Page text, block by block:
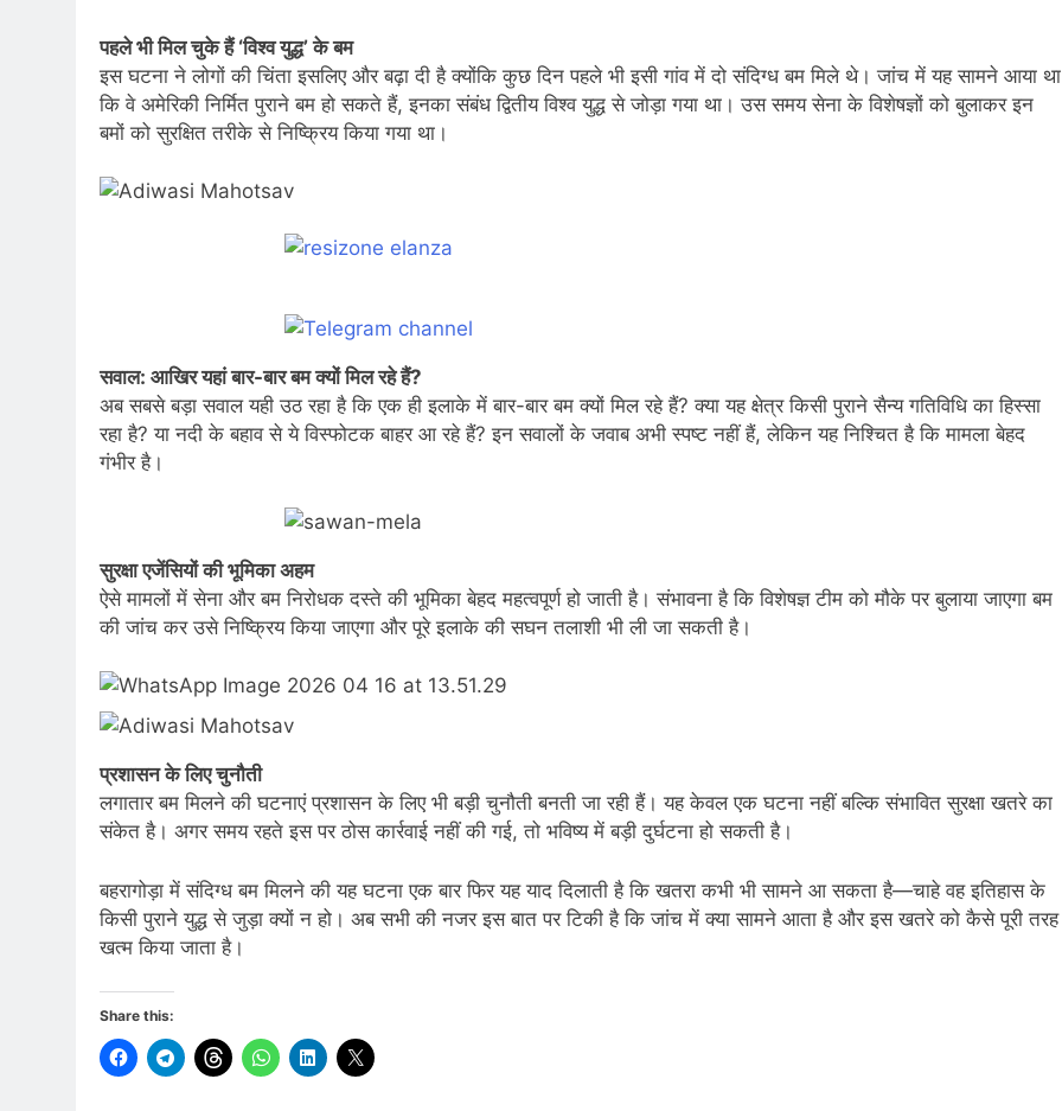
पहले भी मिल चुके हैं ‘विश्व युद्ध’ के बम
इस घटना ने लोगों की चिंता इसलिए और बढ़ा दी है क्योंकि कुछ दिन पहले भी इसी गांव में दो संदिग्ध बम मिले थे। जांच में यह सामने आया था
कि वे अमेरिकी निर्मित पुराने बम हो सकते हैं, इनका संबंध द्वितीय विश्व युद्ध से जोड़ा गया था। उस समय सेना के विशेषज्ञों को बुलाकर इन
बमों को सुरक्षित तरीके से निष्क्रिय किया गया था।
सवाल: आखिर यहां बार-बार बम क्यों मिल रहे हैं?
अब सबसे बड़ा सवाल यही उठ रहा है कि एक ही इलाके में बार-बार बम क्यों मिल रहे हैं? क्या यह क्षेत्र किसी पुराने सैन्य गतिविधि का हिस्सा
रहा है? या नदी के बहाव से ये विस्फोटक बाहर आ रहे हैं? इन सवालों के जवाब अभी स्पष्ट नहीं हैं, लेकिन यह निश्चित है कि मामला बेहद
गंभीर है।
सुरक्षा एजेंसियों की भूमिका अहम
ऐसे मामलों में सेना और बम निरोधक दस्ते की भूमिका बेहद महत्वपूर्ण हो जाती है। संभावना है कि विशेषज्ञ टीम को मौके पर बुलाया जाएगा बम
की जांच कर उसे निष्क्रिय किया जाएगा और पूरे इलाके की सघन तलाशी भी ली जा सकती है।
प्रशासन के लिए चुनौती
लगातार बम मिलने की घटनाएं प्रशासन के लिए भी बड़ी चुनौती बनती जा रही हैं। यह केवल एक घटना नहीं बल्कि संभावित सुरक्षा खतरे का
संकेत है। अगर समय रहते इस पर ठोस कार्रवाई नहीं की गई, तो भविष्य में बड़ी दुर्घटना हो सकती है।
बहरागोड़ा में संदिग्ध बम मिलने की यह घटना एक बार फिर यह याद दिलाती है कि खतरा कभी भी सामने आ सकता है—चाहे वह इतिहास के
किसी पुराने युद्ध से जुड़ा क्यों न हो। अब सभी की नजर इस बात पर टिकी है कि जांच में क्या सामने आता है और इस खतरे को कैसे पूरी तरह
खत्म किया जाता है।
Share this: